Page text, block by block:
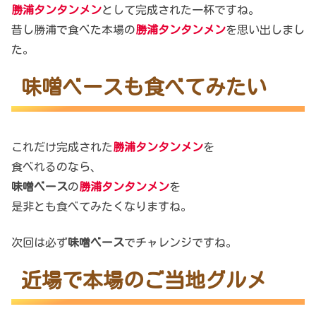
勝浦タンタンメンとして完成された一杯ですね。
昔し勝浦で食べた本場の勝浦タンタンメンを思い出しまし
た。
味噌ベースも食べてみたい
これだけ完成された勝浦タンタンメンを
食べれるのなら、
味噌ベースの勝浦タンタンメンを
是非とも食べてみたくなりますね。
次回は必ず味噌ベースでチャレンジですね。
近場で本場のご当地グルメ